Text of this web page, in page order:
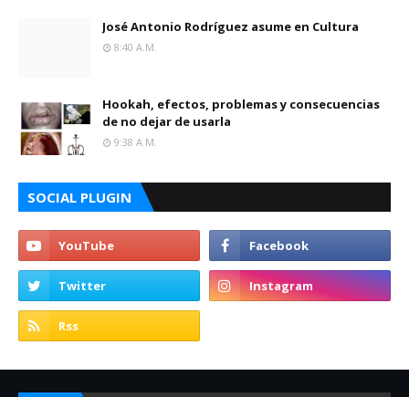
José Antonio Rodríguez asume en Cultura
8:40 A.m.
Hookah, efectos, problemas y consecuencias
de no dejar de usarla
9:38 A.m.
SOCIAL PLUGIN